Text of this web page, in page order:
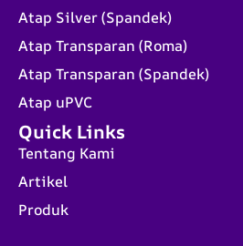
Quick Links
Tentang Kami
Artikel
Produk
Atap Silver (Spandek)
Atap Transparan (Roma)
Atap Transparan (Spandek)
Atap uPVC